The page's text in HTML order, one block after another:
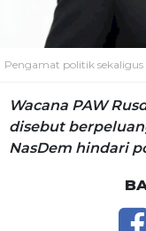
Pengamat politik
Wacana PAW
disebut
NasDem hindari